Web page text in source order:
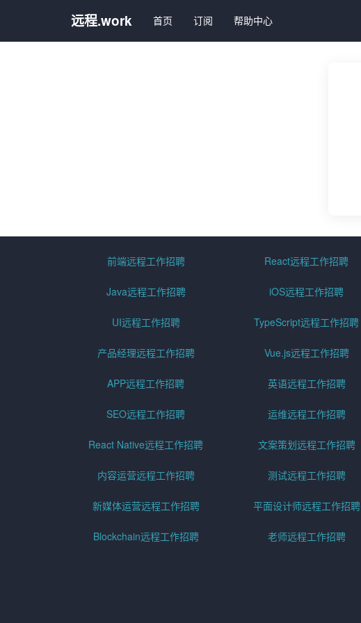
远程.work 首页 订阅 帮助中心
前端远程工作招聘 React远程工作招聘
Java远程工作招聘 iOS远程工作招聘
UI远程工作招聘 TypeScript远程工作招聘
产品经理远程工作招聘 Vue.js远程工作招聘
APP远程工作招聘 英语远程工作招聘
SEO远程工作招聘 运维远程工作招聘
React Native远程工作招聘 文案策划远程工作招聘
内容运营远程工作招聘 测试远程工作招聘
新媒体运营远程工作招聘 平面设计师远程工作招聘
Blockchain远程工作招聘 老师远程工作招聘